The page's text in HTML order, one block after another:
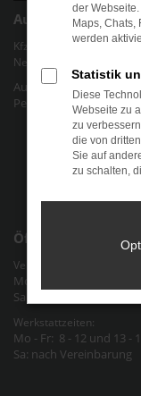
Autohaus Chris
Kfz-Werkstatt für
Neuwagen und jungen
Autohaus Chris Friedel
Pegau Raum Halle-
Datenschutz
Cookie-Einstellungen
Impressum
Öffnungszeiten
Verkauf & Verwaltung:
Mo - Fr: 9 - 12 und 13 -
Sa: nach Vereinbarung
Werkstattzeiten:
Mo - Fr: 8 - 12 und 13 -
Sa: nach Vereinbarung
der
Maps, Chats,
werden
Statistik
Diese
Webseite zu
zu
die von
Sie auf
zu schalten,